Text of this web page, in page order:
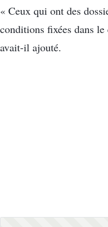
« Ceux qui ont des
conditions fixées dans le
avait-il ajouté.